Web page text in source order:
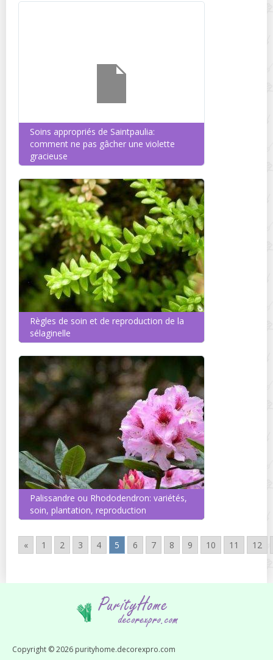
Soins appropriés de Saintpaulia:
comment ne pas gâcher une violette
gracieuse
Règles de soin et de reproduction de la
sélaginelle
Palissandre ou Rhododendron: variétés,
soin, plantation, reproduction
« 1 2 3 4 5 6 7 8 9 10 11 12
Copyright © 2026 purityhome.decorexpro.com